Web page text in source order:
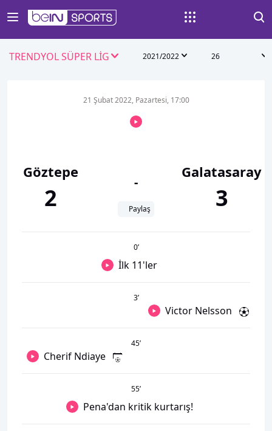
TRENDYOL SÜPER LİG 2021/2022 26
Göztepe
2
21 Şubat 2022, Pazartesi, 17:00
-
Paylaş
Galatasaray
3
0’
İlk 11'ler
3’
Victor Nelsson
45’
Cherif Ndiaye
55’
Pena'dan kritik kurtarış!